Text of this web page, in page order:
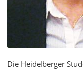
Die Heidelberger